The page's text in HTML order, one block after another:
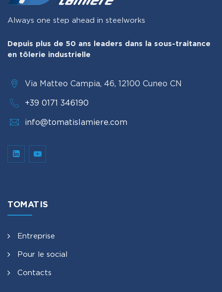
Always one step ahead in steelworks
Depuis plus de 50 ans leaders dans la sous-traitance
en tôlerie industrielle
Via Matteo Campia, 46, 12100 Cuneo CN
+39 0171 346190
info@tomatislamiere.com
TOMATIS
Entreprise
Pour le social
Contacts